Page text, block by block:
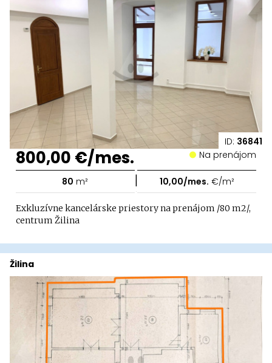
ID: 36841
800,00 €/mes. Na prenájom
80 m² | 10,00/mes. €/m²
Exkluzívne kancelárske priestory na prenájom /80 m2/,
centrum Žilina
Žilina